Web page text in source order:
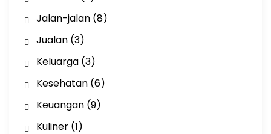
Jalan-jalan(8)
Jualan(3)
Keluarga(3)
Kesehatan(6)
Keuangan(9)
Kuliner(1)